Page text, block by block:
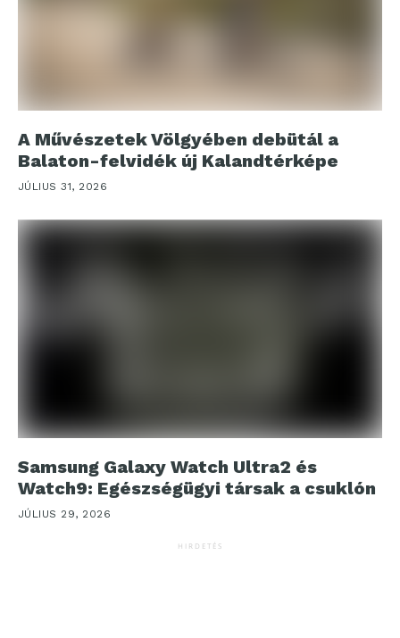
A Művészetek Völgyében debütál a
Balaton-felvidék új Kalandtérképe
JÚLIUS 31, 2026
Samsung Galaxy Watch Ultra2 és
Watch9: Egészségügyi társak a csuklón
JÚLIUS 29, 2026
HIRDETÉS